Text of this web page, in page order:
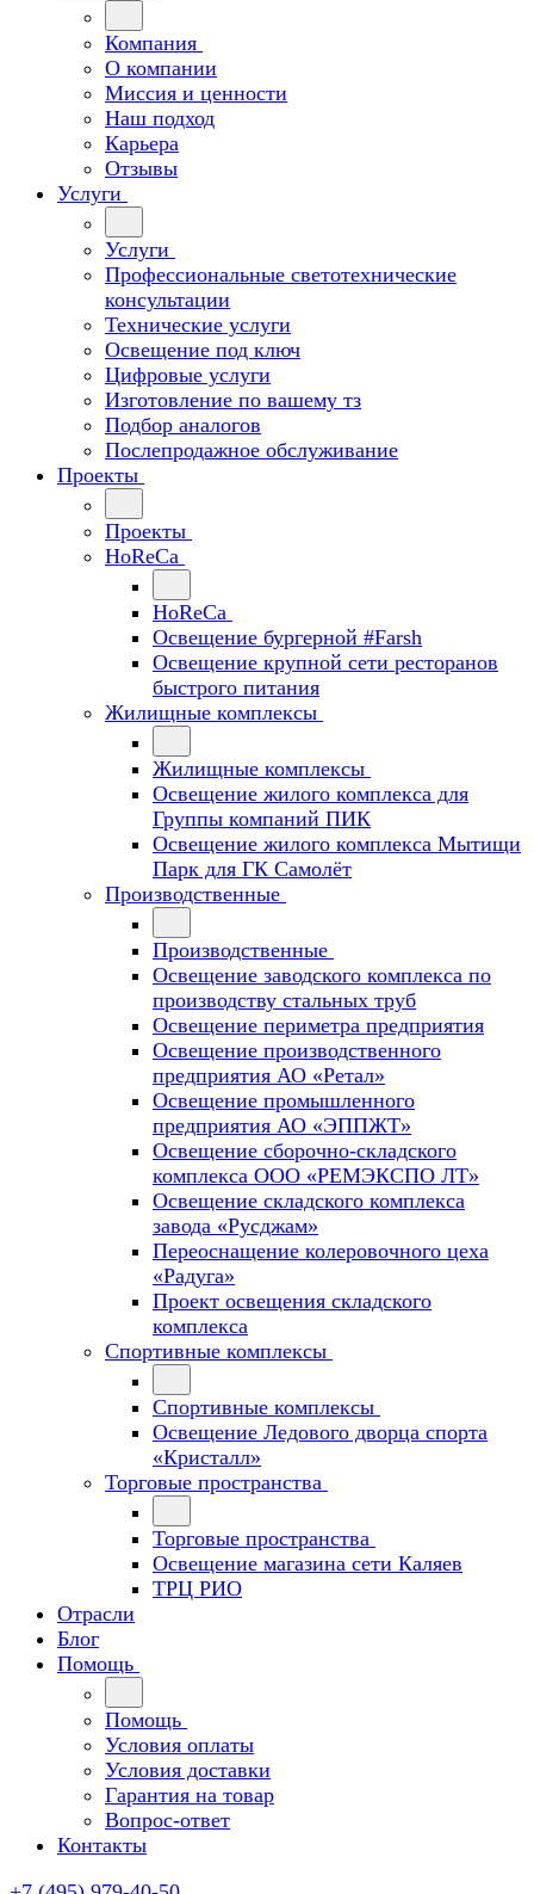
Компания
О компании
Миссия и ценности
Наш подход
Карьера
Отзывы
Услуги
Услуги
Профессиональные светотехнические
консультации
Технические услуги
Освещение под ключ
Цифровые услуги
Изготовление по вашему тз
Подбор аналогов
Послепродажное обслуживание
Проекты
Проекты
HoReCa
HoReCa
Освещение бургерной #Farsh
Освещение крупной сети ресторанов
быстрого питания
Жилищные комплексы
Жилищные комплексы
Освещение жилого комплекса для
Группы компаний ПИК
Освещение жилого комплекса Мытищи
Парк для ГК Самолёт
Производственные
Производственные
Освещение заводского комплекса по
производству стальных труб
Освещение периметра предприятия
Освещение производственного
предприятия АО «Ретал»
Освещение промышленного
предприятия АО «ЭППЖТ»
Освещение сборочно-складского
комплекса ООО «РЕМЭКСПО ЛТ»
Освещение складского комплекса
завода «Русджам»
Переоснащение колеровочного цеха
«Радуга»
Проект освещения складского
комплекса
Спортивные комплексы
Спортивные комплексы
Освещение Ледового дворца спорта
«Кристалл»
Торговые пространства
Торговые пространства
Освещение магазина сети Каляев
ТРЦ РИО
Отрасли
Блог
Помощь
Помощь
Условия оплаты
Условия доставки
Гарантия на товар
Вопрос-ответ
Контакты